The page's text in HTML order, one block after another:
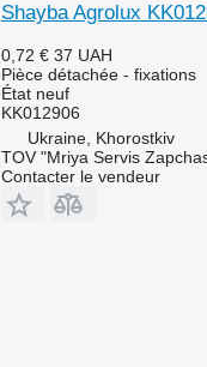
Shayba Agrolux
0,72 € 37 UAH
Pièce détachée - fixations
Étatneuf
KK012906
Ukraine, Khorostkiv
TOV "Mriya Servis
Contacter le vendeur